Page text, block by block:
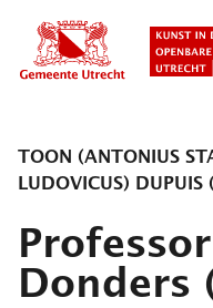
en
naar
gaan
TOON (ANTONIUS
LUDOVICUS)
Donders